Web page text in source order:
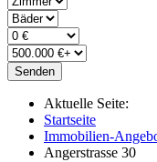
Senden
Aktuelle Seite:
Startseite
Immobilien-
Angerstrasse 30